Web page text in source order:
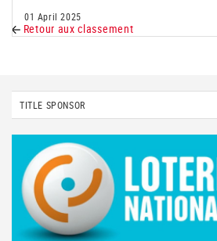
01 April 2025
Retour aux classement
TITLE SPONSOR